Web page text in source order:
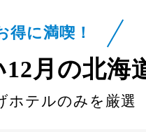
得に満喫！
12月の北海
ホテルのみを厳選